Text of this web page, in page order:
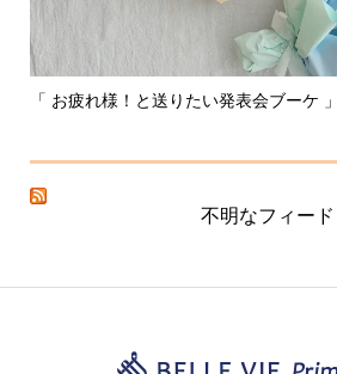
「 お疲れ様！と送りたい発表会ブーケ 」
不明なフィード